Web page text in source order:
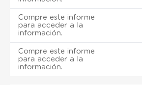
Compre este informe
para acceder a la
información.
Compre este informe
para acceder a la
información.